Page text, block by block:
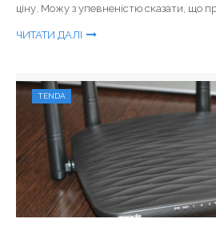
ціну. Можу з упевненістю сказати, що
ЧИТАТИ ДАЛІ
TENDA